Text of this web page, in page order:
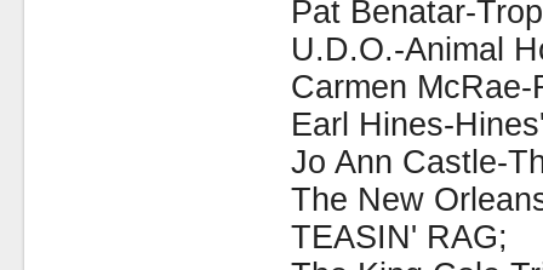
Pat Benatar-
U.D.O.-Animal
Carmen
Earl Hines-
Jo Ann Castle-
The New
TEASIN' RAG;